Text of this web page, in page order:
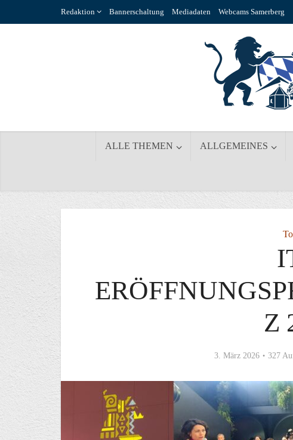
Redaktion Bannerschaltung Mediadaten Webcams Samerberg
ALLE THEMEN ALLGEMEINES
Z
3. März 2026 327